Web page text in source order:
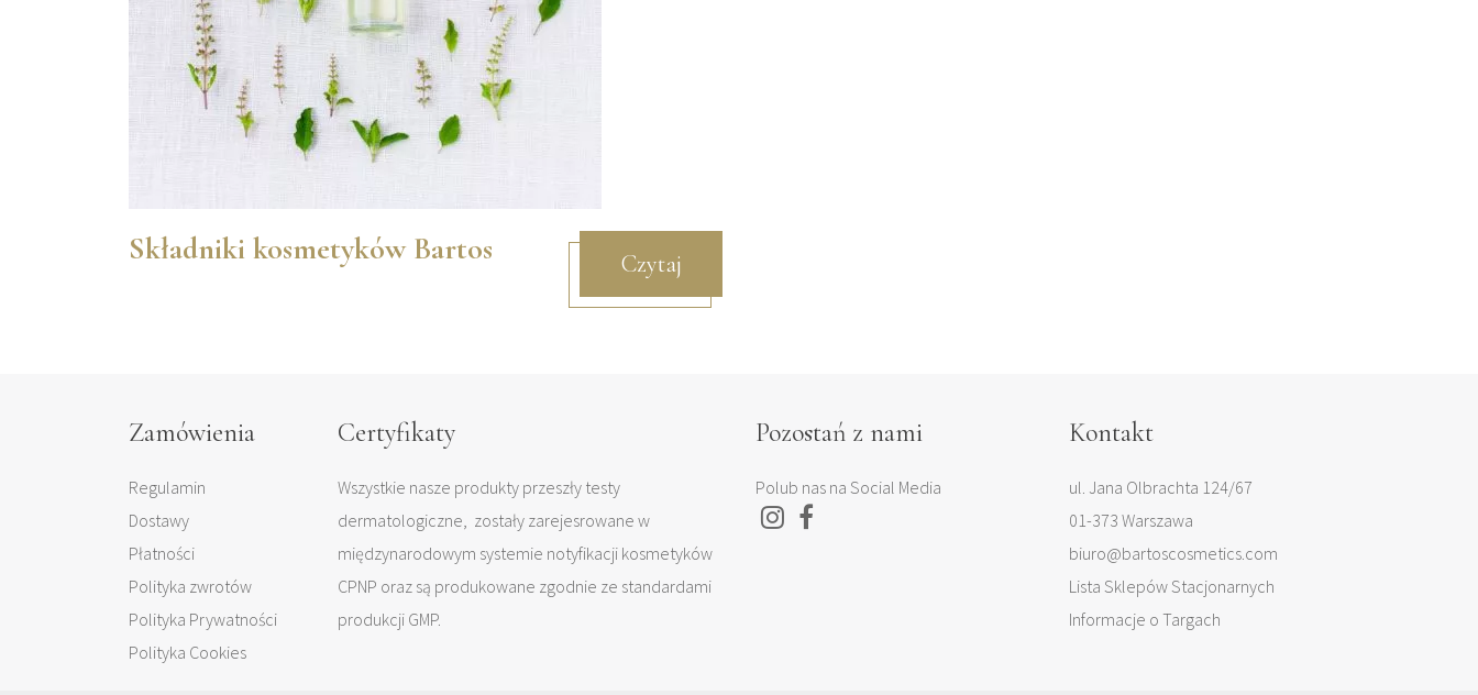
Składniki kosmetyków Bartos Czytaj
Zamówienia
Regulamin
Dostawy
Płatności
Polityka zwrotów
Polityka Prywatności
Polityka Cookies
Certyfikaty
Wszystkie nasze produkty przeszły testy
dermatologiczne, zostały zarejesrowane w
międzynarodowym systemie notyfikacji kosmetyków
CPNP oraz są produkowane zgodnie ze standardami
produkcji GMP.
Pozostań z nami
Polub nas na Social Media
Kontakt
ul. Jana Olbrachta 124/67
01-373 Warszawa
biuro@bartoscosmetics.com
Lista Sklepów Stacjonarnych
Informacje o Targach